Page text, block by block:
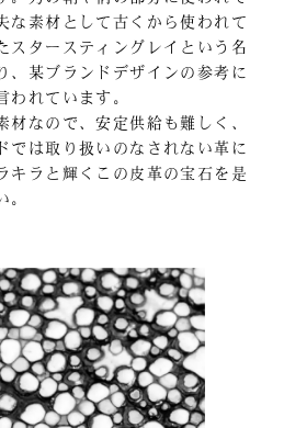
な素材として古くから使われて
スタースティングレイという名
、某ブランドデザインの参考に
われています。
材なので、安定供給も難しく、
では取り扱いのなされない革に
キラと輝くこの皮革の宝石を是
。